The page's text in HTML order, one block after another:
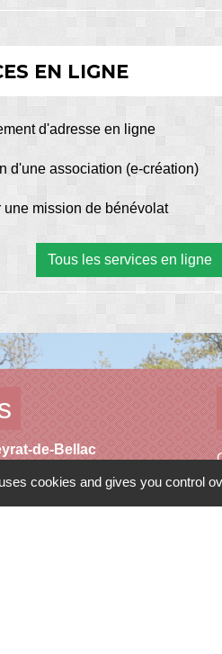
EN LIGNE
d'adresse en ligne
d'une association (e-création)
une mission de bénévolat
Tous les services en ligne
de-Bellac
- FRANCE
cookies and gives you control